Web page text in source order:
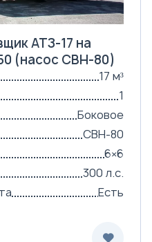
АТЗ-17 на
(насос СВН-80)
17 м³
1
Боковое
СВН-80
6×6
300 л.с.
Есть